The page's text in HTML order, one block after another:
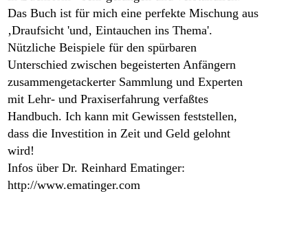
Das Buch ist für mich eine perfekte Mischung aus
‚Draufsicht 'und‚ Eintauchen ins Thema'.
Nützliche Beispiele für den spürbaren
Unterschied zwischen begeisterten Anfängern
zusammengetackerter Sammlung und Experten
mit Lehr- und Praxiserfahrung verfaßtes
Handbuch. Ich kann mit Gewissen feststellen,
dass die Investition in Zeit und Geld gelohnt
wird!
Infos über Dr. Reinhard Ematinger:
http://www.ematinger.com